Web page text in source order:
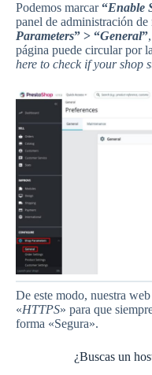
Podemos marcar“Enable
panel de administración de
Parameters” > “General”
página puede circular por
here to check if your shop
De este modo, nuestra
«HTTPS» para que
forma «Segura».
¿Buscas un